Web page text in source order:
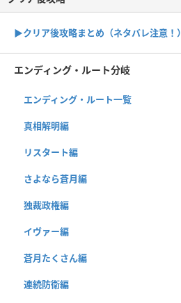
▶︎クリア後攻略まとめ（ネタバレ注意！）
エンディング・ルート分岐
エンディング・ルート一覧
真相解明編
リスタート編
さよなら蒼月編
独裁政権編
イヴァー編
蒼月たくさん編
連続防衛編